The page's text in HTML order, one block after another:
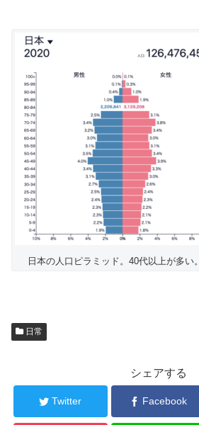
日本の人口ピラミッド。40代以上が多い。
日常
シェアする
Twitter Facebook